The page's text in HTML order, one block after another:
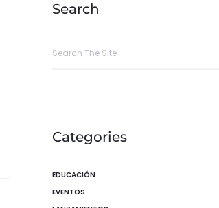
Search
Categories
EDUCACIÓN
EVENTOS